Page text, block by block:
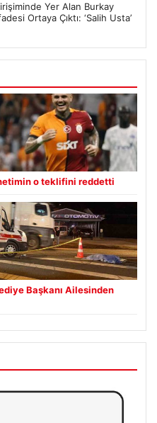
Yer Alan Burkay
Ortaya Çıktı: ‘Salih Usta’
o teklifini reddetti
Başkanı Ailesinden